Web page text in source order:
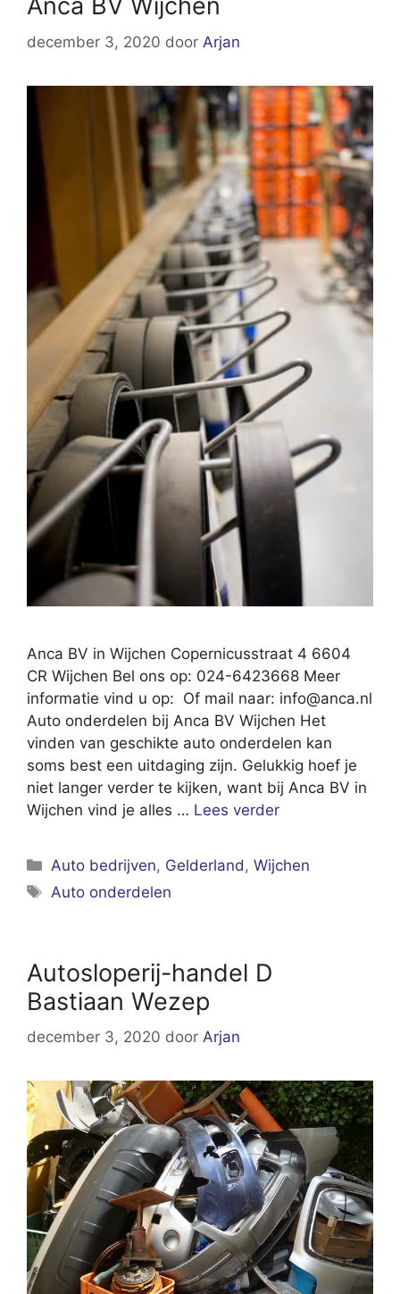
Anca BV Wijchen
december 3, 2020 door Arjan
Anca BV in Wijchen Copernicusstraat 4 6604
CR Wijchen Bel ons op: 024-6423668 Meer
informatie vind u op: Of mail naar: info@anca.nl
Auto onderdelen bij Anca BV Wijchen Het
vinden van geschikte auto onderdelen kan
soms best een uitdaging zijn. Gelukkig hoef je
niet langer verder te kijken, want bij Anca BV in
Wijchen vind je alles … Lees verder
Categorieën
Auto bedrijven, Gelderland ,Wijchen
Tags
Auto onderdelen
Autosloperij-handel D
Bastiaan Wezep
december 3, 2020 door Arjan